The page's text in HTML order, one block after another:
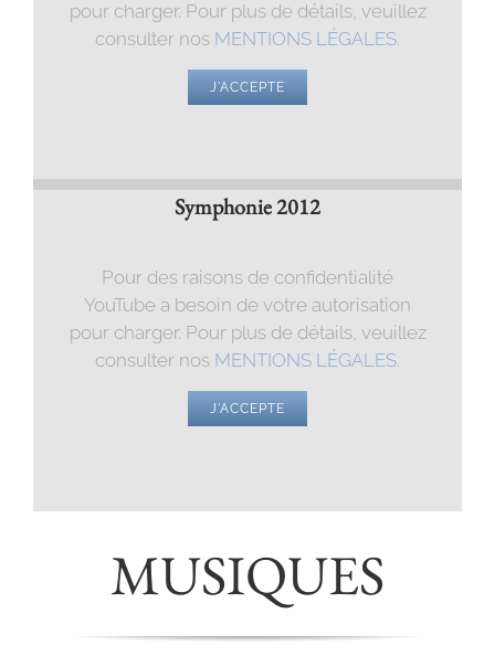
pour charger. Pour plus de détails, veuillez
consulter nos MENTIONS LÉGALES
J'ACCEPTE
Symphonie 2012
Pour des raisons de confidentialité
YouTube a besoin de votre autorisation
pour charger. Pour plus de détails, veuillez
consulter nos MENTIONS LÉGALES
J'ACCEPTE
MUSIQUES